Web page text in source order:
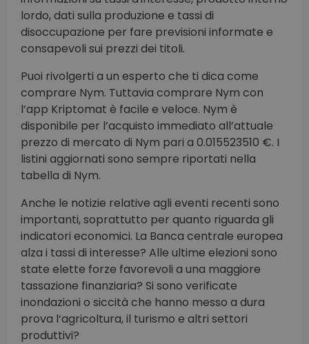
lordo, dati sulla produzione e tassi di
disoccupazione per fare previsioni informate e
consapevoli sui prezzi dei titoli.
Puoi rivolgerti a un esperto che ti dica come
comprare Nym. Tuttavia comprare Nym con
l’app Kriptomat è facile e veloce. Nym è
disponibile per l’acquisto immediato all’attuale
prezzo di mercato di Nym pari a 0.015523510 €. I
listini aggiornati sono sempre riportati nella
tabella di Nym.
Anche le notizie relative agli eventi recenti sono
importanti, soprattutto per quanto riguarda gli
indicatori economici. La Banca centrale europea
alza i tassi di interesse? Alle ultime elezioni sono
state elette forze favorevoli a una maggiore
tassazione finanziaria? Si sono verificate
inondazioni o siccità che hanno messo a dura
prova l‘agricoltura, il turismo e altri settori
produttivi?